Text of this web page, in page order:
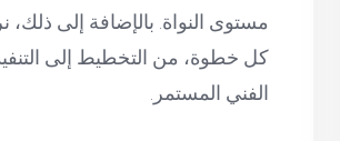
مستوى النواة. بالإضافة إلى
كل خطوة، من التخطيط إلى
الفني المستمر.